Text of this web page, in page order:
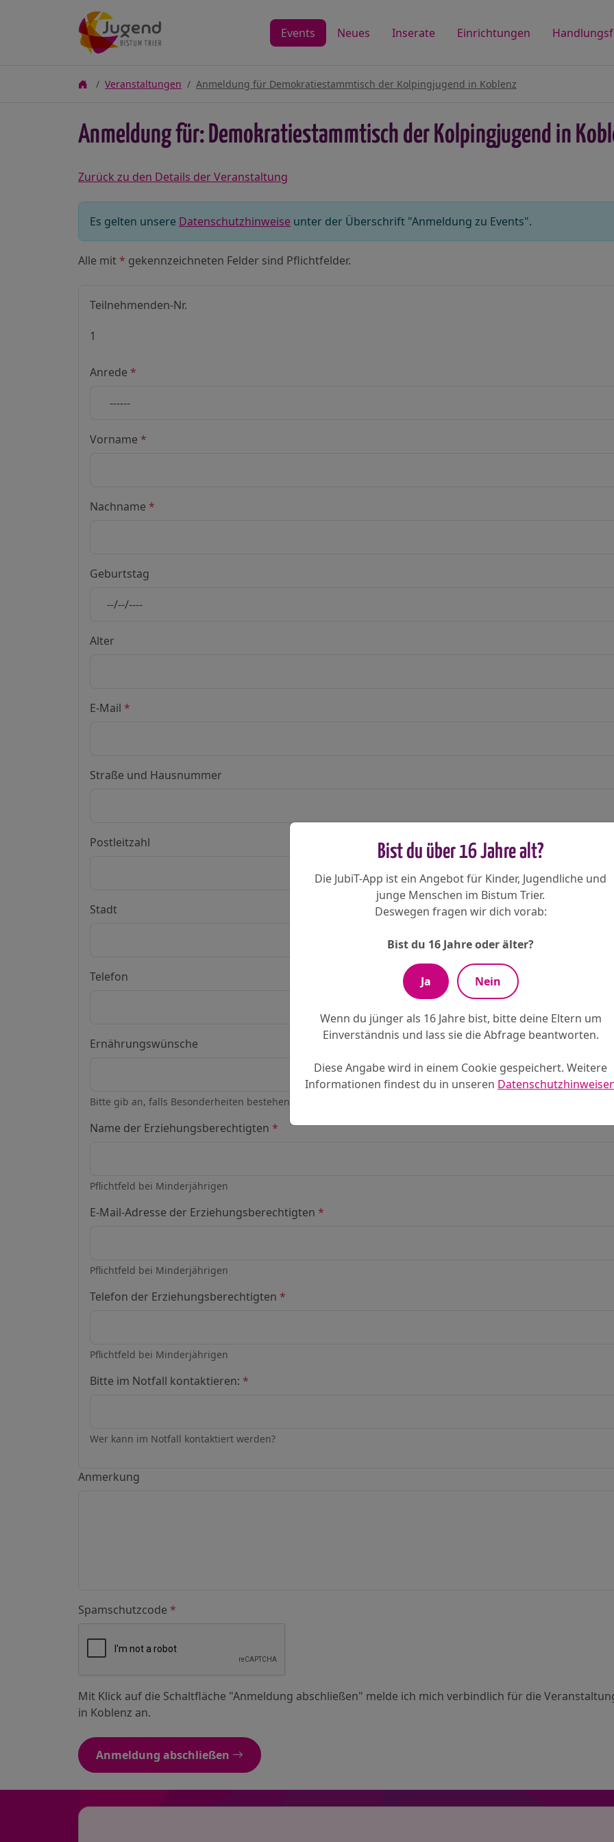
Events Neues Inserate Einrichtungen
Veranstaltungen Anmeldung für Demokratiestammtisch der Kolpingjugend in Koblenz
Anmeldung für: Demokratiestammtisch der Kolpingjugend in
Zurück zu den Details der Veranstaltung
Es gelten unsere Datenschutzhinweise unter der Überschrift "Anmeldung zu Events".
Alle mit * gekennzeichneten Felder sind Pflichtfelder.
Teilnehmenden-Nr.
Anrede *
Vorname *
Nachname *
Geburtstag
Alter
E-Mail *
Straße und Hausnummer
Postleitzahl
Stadt
Telefon
Ernährungswünsche
Bitte gib an, falls Besonderheiten bestehen (z.B. vegetarische, laktosefreie, glutenfreie Kost...)
Name der Erziehungsberechtigten *
Pflichtfeld bei Minderjährigen
E-Mail-Adresse der Erziehungsberechtigten *
Pflichtfeld bei Minderjährigen
Telefon der Erziehungsberechtigten *
Pflichtfeld bei Minderjährigen
Bitte im Notfall kontaktieren: *
Wer kann im Notfall kontaktiert werden?
Anmerkung
Spamschutzcode *
Mit Klick auf die Schaltfläche "Anmeldung abschließen" melde ich mich verbindlich für die
in Koblenz an.
Anmeldung abschließen
Bist du über 16 Jahre alt?
Die JubiT-App ist ein Angebot für Kinder, Jugendliche und
junge Menschen im Bistum Trier.
Deswegen fragen wir dich vorab:
Bist du 16 Jahre oder älter?
Ja Nein
Wenn du jünger als 16 Jahre bist, bitte deine Eltern um
Einverständnis und lass sie die Abfrage beantworten.
Diese Angabe wird in einem Cookie gespeichert. Weitere
Informationen findest du in unseren